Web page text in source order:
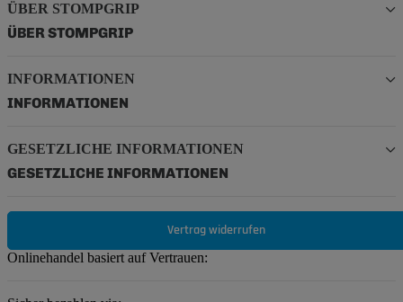
ÜBER STOMPGRIP
ÜBER STOMPGRIP
INFORMATIONEN
INFORMATIONEN
GESETZLICHE INFORMATIONEN
GESETZLICHE INFORMATIONEN
Vertrag widerrufen
Onlinehandel basiert auf Vertrauen: